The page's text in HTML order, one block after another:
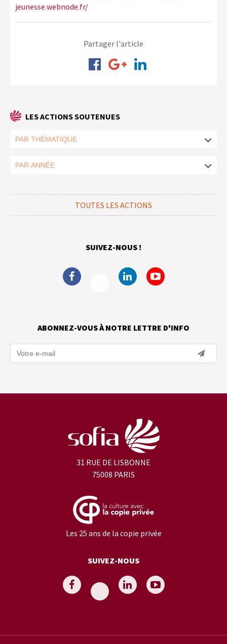
jeunesse.webnode.fr/
Partager l'article
LES ACTIONS SOUTENUES
TOUTES LES ACTIONS
SUIVEZ-NOUS !
ABONNEZ-VOUS À NOTRE LETTRE D'INFO
31 RUE DE LISBONNE
75008 PARIS
Les 25 ans de la copie privée
SUIVEZ-NOUS